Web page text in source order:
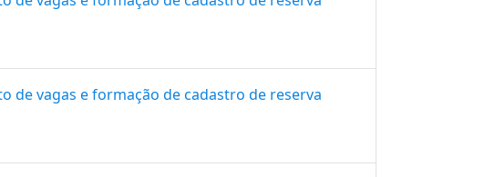
de vagas e formação de cadastro de reserva